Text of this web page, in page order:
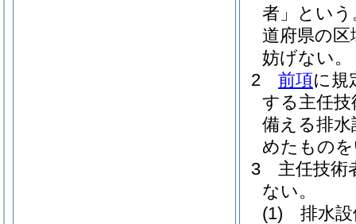
者」という
道府県の
妨げない。
2
前項に規
する主任技
備える排
めたもの
3
主任技術
ない。
(1)
排水